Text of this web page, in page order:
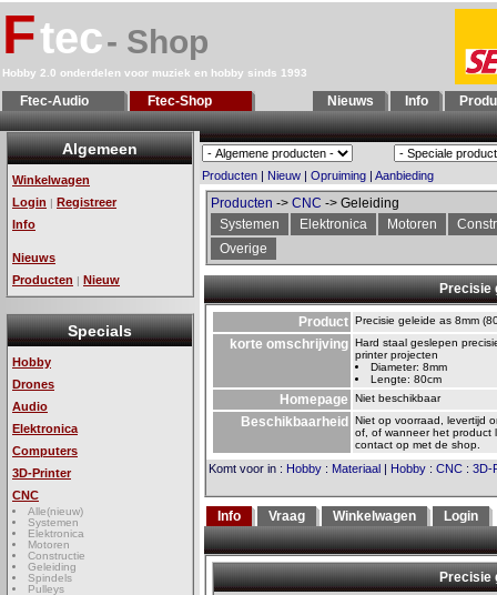
Ftec- Shop
Hobby 2.0 onderdelen voor muziek en hobby sinds 1993
Ftec-Audio Ftec-Shop Nieuws Info
Algemeen
Winkelwagen
Login | Registreer
Info
Nieuws
Producten | Nieuw
Specials
Hobby
Drones
Audio
Elektronica
Computers
3D-Printer
CNC
Alle(nieuw)
Systemen
Elektronica
Motoren
Constructie
Geleiding
Spindels
Pulleys
Producten | Nieuw | Opruiming | Aanbieding
Producten -> CNC -> Geleiding
Systemen
Elektronica Motoren
Overige
Precisie
Product Precisie geleide as 8mm
korte omschrijving Hard staal geslepen
printer projecten
Diameter: 8mm
Lengte: 80cm
Homepage Niet beschikbaar
Beschikbaarheid
Niet op voorraad, levertijd
of, of wanneer het product
contact op met de shop.
Komt voor in : Hobby : Materiaal | Hobby : CNC : 3D-
Info Vraag Winkelwagen Login